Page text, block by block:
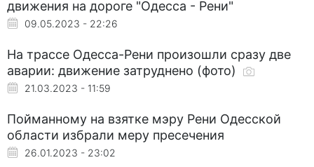
движения на дороге "Одесса - Рени"
09.05.2023 - 22:26
На трассе Одесса-Рени произошли сразу две
аварии: движение затруднено (фото)
21.03.2023 - 11:59
Пойманному на взятке мэру Рени Одесской
области избрали меру пресечения
26.01.2023 - 23:02